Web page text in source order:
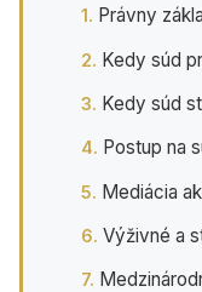
Právny
Kedy súd
Kedy súd
Postup na
Mediácia
Výživné a